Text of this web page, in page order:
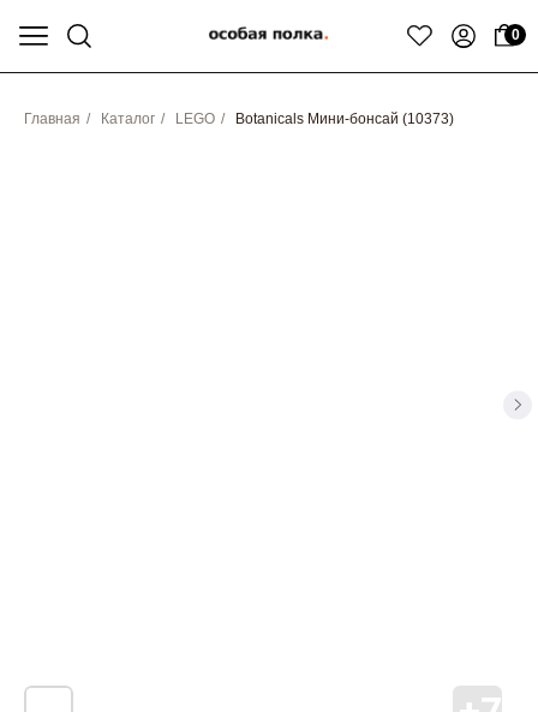
0
Главная / Каталог / LEGO / Botanicals Мини-бонсай (10373)